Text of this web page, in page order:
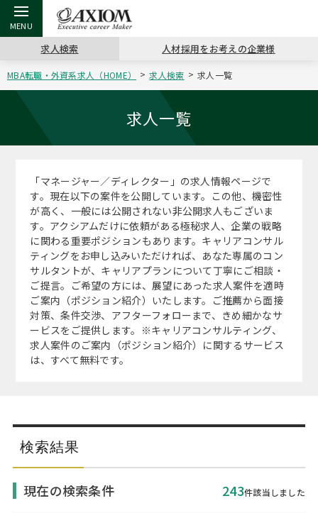
戻る
アクシアムの特長
コンサ
サービス案内 キャリ
コンサルタントの紹介
戻る
キャリア支援 TOP
キャリアデザイン講座
MBAの
おわり
ステージ別アドバイス
MBAの転職事例
MBAからのFAQ
MBA留学生数の推移
日本か
インターン受入企業一覧
戻る
転職ツール TOP
英文レジュメの書き方 パワー
職務経歴書の書き方
日本語履歴書テンプレート
よくある面接Q&A集
外資系／面接攻略のコツ
戻る
転職コラム TOP
“展”職相談室
転職市場の明日をよめ
コンサルティングの現場から
転職成功への4つの鍵
キャリアに効く一冊
注目企業インタビュー
戻る
イベント・セミナー TOP
ジョブフェア
キャリアデザインセミナー
海外セミナー
キャリアフォーラム
プロ経営者の特別セミナー
Career Talk Live
MBA NETWORKING
戻る
会社概要 TOP
沿革
主なクライアント
アクセス
採用情報
パブリシティ
ニュースリリース
求人検索 人材採用をお考えの企業様
MBA転職・外資系求人（HOME） 求人検索 求人一覧
求人一覧
「マネージャー／ディレクター」の求人情報ページで
す。現在以下の案件を公開しています。この他、機密性
が高く、一般には公開されない非公開求人もございま
す。アクシアムだけに依頼がある極秘求人、企業の戦略
に関わる重要ポジションもあります。キャリアコンサル
ティングをお申し込みいただければ、あなた専属のコン
サルタントが、キャリアプランについて丁寧にご相談・
ご提言。ご希望の方には、展望にあった求人案件を適時
ご案内（ポジション紹介）いたします。ご推薦から面接
対策、条件交渉、アフターフォローまで、きめ細かなサ
ービスをご提供します。※キャリアコンサルティング、
求人案件のご案内（ポジション紹介）に関するサービス
は、すべて無料です。
検索結果
現在の検索条件 243件該当しました